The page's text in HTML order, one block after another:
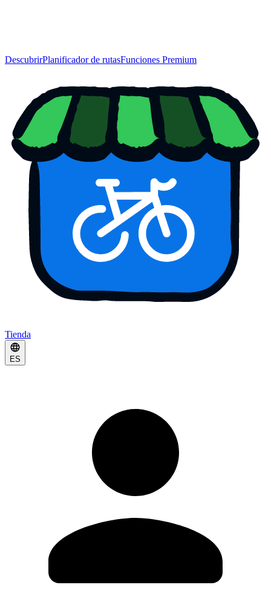
DescubrirPlanificador de rutasFunciones Premium
Tienda
ES